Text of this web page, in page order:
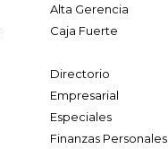
Alta Gerencia
Caja Fuerte
Directorio
Empresarial
Especiales
Finanzas Personales